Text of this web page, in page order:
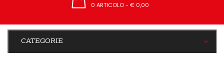
0 ARTICOLO- € 0,00
CATEGORIE